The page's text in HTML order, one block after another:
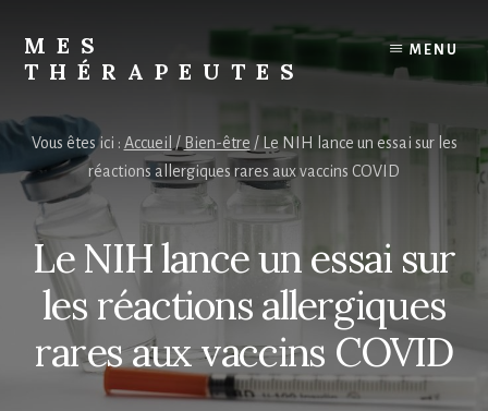
content
MES
THÉRAPEUTES
votre
thérapeute
MENU
Vous êtes ici : Accueil / Bien-être /Le NIH lance un essai sur les
réactions allergiques rares aux vaccins COVID
Le NIH lance un essai sur
les réactions allergiques
rares aux vaccins COVID